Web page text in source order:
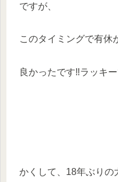
ですが、
このタイミングで有休
良かったです‼︎ラッキ
かくして、18年ぶりの